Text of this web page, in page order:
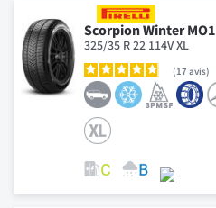
Scorpion Winter MO1
325/35 R 22 114V XL
17 avis